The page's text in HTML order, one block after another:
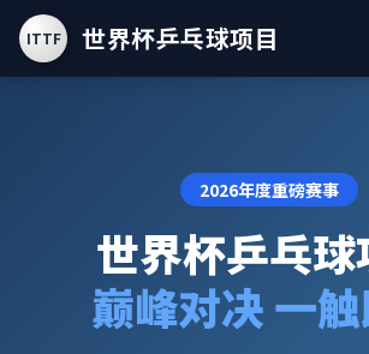
ITTF 世界杯乒乓球项目
2026年度重磅赛事
世界杯乒乓球
巅峰对决 一